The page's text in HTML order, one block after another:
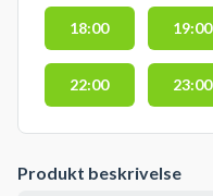
18:00 19:00
22:00 23:00
Produkt beskrivelse